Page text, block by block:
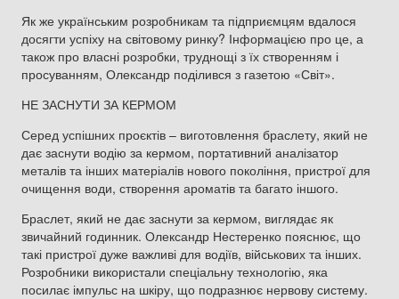
Як же українським розробникам та підприємцям вдалося
досягти успіху на світовому ринку? Інформацією про це, а
також про власні розробки, труднощі з їх створенням і
просуванням, Олександр поділився з газетою «Світ».
НЕ ЗАСНУТИ ЗА КЕРМОМ
Серед успішних проєктів – виготовлення браслету, який не
дає заснути водію за кермом, портативний аналізатор
металів та інших матеріалів нового покоління, пристрої для
очищення води, створення ароматів та багато іншого.
Браслет, який не дає заснути за кермом, виглядає як
звичайний годинник. Олександр Нестеренко пояснює, що
такі пристрої дуже важливі для водіїв, військових та інших.
Розробники використали спеціальну технологію, яка
посилає імпульс на шкіру, що подразнює нервову систему.